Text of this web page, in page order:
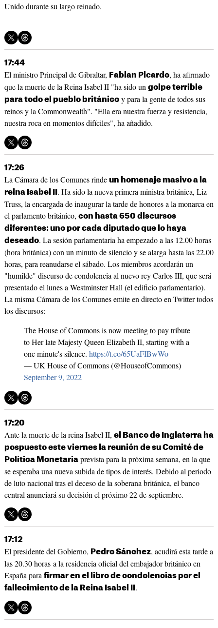
Unido durante su largo reinado.
17:44
El ministro Principal de Gibraltar, Fabian Picardo, ha afirmado
que la muerte de la Reina Isabel II "ha sido un golpe terrible
para todo el pueblo británicoy para la gente de todos sus
reinos y la Commonwealth". "Ella era nuestra fuerza y resistencia,
nuestra roca en momentos difíciles", ha añadido.
17:26
La Cámara de los Comunes rinde un homenaje masivo a la
reina Isabel II . Ha sido la nueva primera ministra británica, Liz
Truss, la encargada de inaugurar la tarde de honores a la monarca en
el parlamento británico, con hasta 650 discursos
diferentes: uno por cada diputado que lo haya
deseado. La sesión parlamentaria ha empezado a las 12.00 horas
(hora británica) con un minuto de silencio y se alarga hasta las 22.00
horas, para reanudarse el sábado. Los miembros acordarán un
"humilde" discurso de condolencia al nuevo rey Carlos III, que será
presentado el lunes a Westminster Hall (el edificio parlamentario).
La misma Cámara de los Comunes emite en directo en Twitter todos
los discursos:
The House of Commons is now meeting to pay tribute
to Her late Majesty Queen Elizabeth II, starting with a
one minute's silence. https://t.co/65UaFIBwWo
— UK House of Commons (@HouseofCommons)
September 9, 2022
17:20
Ante la muerte de la reina Isabel II, el Banco de Inglaterra ha
pospuesto este viernes la reunión de su Comité de
Política Monetariaprevista para la próxima semana, en la que
se esperaba una nueva subida de tipos de interés. Debido al periodo
de luto nacional tras el deceso de la soberana británica, el banco
central anunciará su decisión el próximo 22 de septiembre.
17:12
El presidente del Gobierno, Pedro Sánchez, acudirá esta tarde a
las 20.30 horas a la residencia oficial del embajador británico en
España para firmar en el libro de condolencias por el
fallecimiento de la Reina Isabel II .